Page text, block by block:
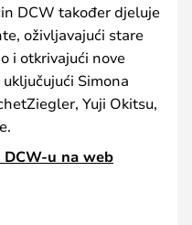
DCW također djeluje
oživljavajući stare
i otkrivajući nove
Simona
Yuji Okitsu,
u na web